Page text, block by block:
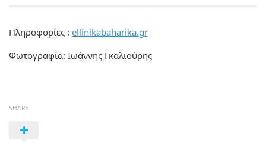
Πληροφορίες : ellinikabaharika.gr
Φωτογραφία: Ιωάννης Γκαλιούρης
SHARE